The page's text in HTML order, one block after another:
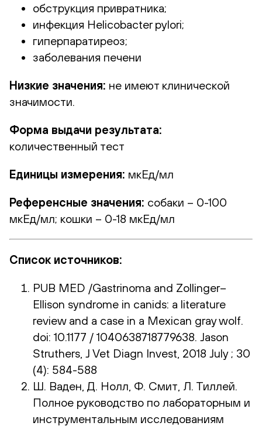
обструкция привратника;
инфекция Helicobacter pylori;
гиперпаратиреоз;
заболевания печени
Низкие значения: не имеют клинической
значимости.
Форма выдачи результата:
количественный тест
Единицы измерения: мкЕд/мл
Референсные значения: собаки – 0-100
мкЕд/мл; кошки – 0-18 мкЕд/мл
Список источников:
PUB MED /Gastrinoma and Zollinger–
Ellison syndrome in canids: a literature
review and a case in a Mexican gray wolf.
doi: 10.1177 / 1040638718779638. Jason
Struthers, J Vet Diagn Invest, 2018 July ; 30
(4): 584-588
Ш. Ваден, Д. Нолл, Ф. Смит, Л. Тиллей.
Полное руководство по лабораторным и
инструментальным исследованиям